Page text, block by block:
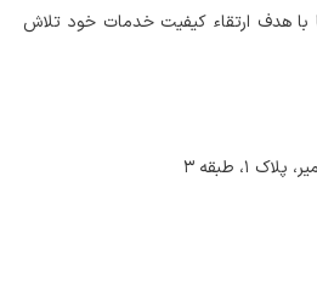
با هدف ارتقاء کیفیت خدمات خود تلاش
۱، طبقه ۳